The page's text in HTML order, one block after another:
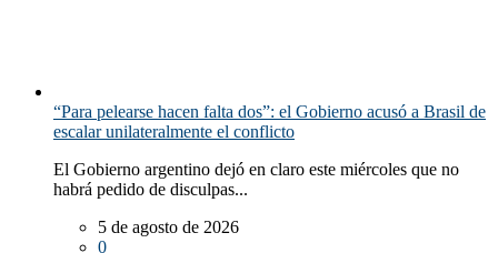
“Para pelearse hacen falta dos”: el Gobierno acusó a Brasil de
escalar unilateralmente el conflicto
El Gobierno argentino dejó en claro este miércoles que no
habrá pedido de disculpas...
5 de agosto de 2026
0